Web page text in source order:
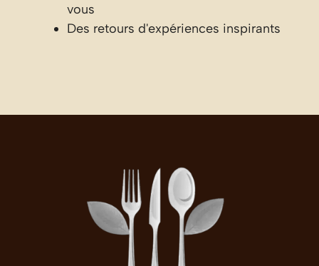
vous
Des retours d'expériences inspirants